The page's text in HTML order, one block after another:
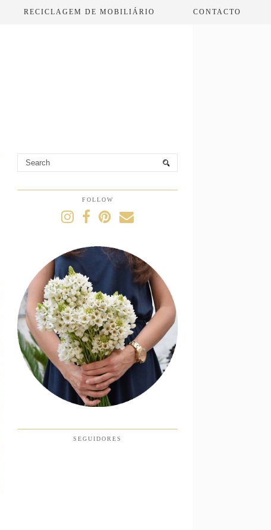
RECICLAGEM DE MOBILIÁRIO CONTACTO
FOLLOW
SEGUIDORES